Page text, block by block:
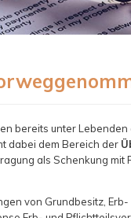
bereits unter
dabei dem Bereich der
als Schenkung
von Grundbesitz,